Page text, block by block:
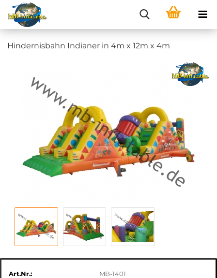
Hindernisbahn Indianer in 4m x 12m x 4m
Art.Nr.:
MB-1401